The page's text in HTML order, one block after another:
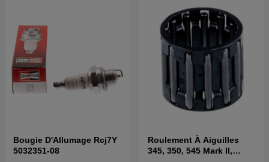
Bougie D'Allumage Rcj7Y
5032351-08
Roulement À Aiguilles
345, 350, 545 Mark II,